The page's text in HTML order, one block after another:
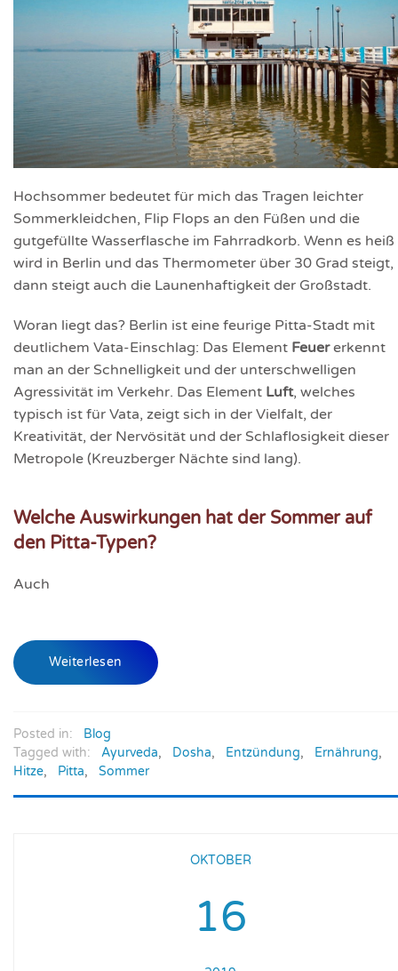
Hochsommer bedeutet für mich das Tragen leichter
Sommerkleidchen, Flip Flops an den Füßen und die
gutgefüllte Wasserflasche im Fahrradkorb. Wenn es heiß
wird in Berlin und das Thermometer über 30 Grad steigt,
dann steigt auch die Launenhaftigkeit der Großstadt.
Woran liegt das? Berlin ist eine feurige Pitta-Stadt mit
deutlichem Vata-Einschlag: Das Element Feuererkennt
man an der Schnelligkeit und der unterschwelligen
Agressivität im Verkehr. Das Element Luft, welches
typisch ist für Vata, zeigt sich in der Vielfalt, der
Kreativität, der Nervösität und der Schlaflosigkeit dieser
Metropole (Kreuzberger Nächte sind lang).
Welche Auswirkungen hat der Sommer auf
den Pitta-Typen?
Auch
Weiterlesen
Posted in:
Blog
Tagged with:
Ayurveda, Dosha, Entzündung, Ernährung,
Hitze, Pitta, Sommer
OKTOBER
16